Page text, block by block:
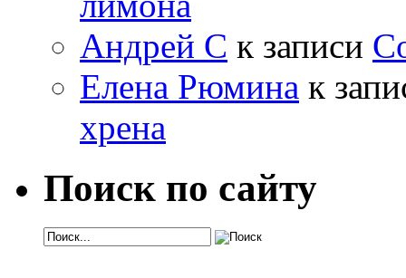
Андрей С к записи
Елена Рюмина к
хрена
Поиск по сайту